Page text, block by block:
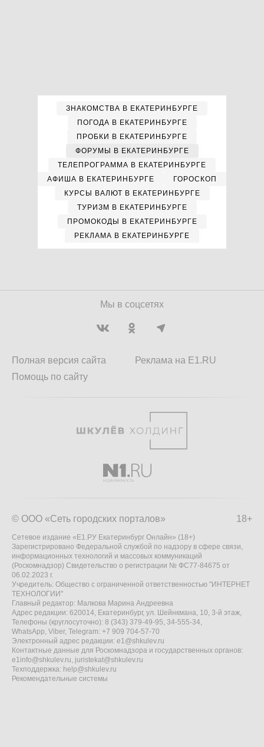
ЗНАКОМСТВА В ЕКАТЕРИНБУРГЕ
ПОГОДА В ЕКАТЕРИНБУРГЕ
ПРОБКИ В ЕКАТЕРИНБУРГЕ
ФОРУМЫ В ЕКАТЕРИНБУРГЕ
ТЕЛЕПРОГРАММА В ЕКАТЕРИНБУРГЕ
АФИША В ЕКАТЕРИНБУРГЕ
ГОРОСКОП
КУРСЫ ВАЛЮТ В ЕКАТЕРИНБУРГЕ
ТУРИЗМ В ЕКАТЕРИНБУРГЕ
ПРОМОКОДЫ В ЕКАТЕРИНБУРГЕ
РЕКЛАМА В ЕКАТЕРИНБУРГЕ
Мы в соцсетях
Полная версия сайта
Помощь по сайту
Реклама на E1.RU
18+
© ООО «Сеть городских порталов»
Сетевое издание «Е1.РУ Екатеринбург Онлайн» (18+)
Зарегистрировано Федеральной службой по надзору в сфере связи,
информационных технологий и массовых коммуникаций
(Роскомнадзор) Свидетельство о регистрации № ФС77-84675 от
06.02.2023 г.
Учредитель: Общество с ограниченной ответственностью "ИНТЕРНЕТ
ТЕХНОЛОГИИ"
Главный редактор: Малкова Марина Андреевна
Адрес редакции: 620014, Екатеринбург, ул. Шейнкмана, 10, 3-й этаж,
Телефоны (круглосуточно): 8 (343) 379-49-95, 34-555-34,
WhatsApp, Viber, Telegram: +7 909 704-57-70
Электронный адрес редакции: e1@shkulev.ru
Контактные данные для Роскомнадзора и государственных органов:
e1info@shkulev.ru, juristekat@shkulev.ru
Техподдержка: help@shkulev.ru
Рекомендательные системы